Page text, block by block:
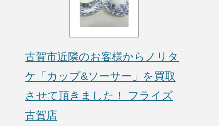
古賀市近隣のお客様からノリタ
ケ「カップ&ソーサー」を買取
させて頂きました！ フライズ
古賀店